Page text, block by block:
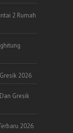
2 Rumah
2026
Gresik
2026